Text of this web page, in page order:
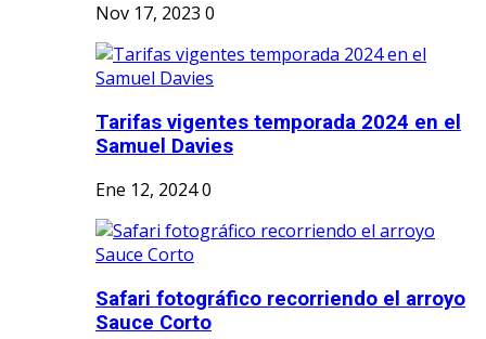
Nov 17, 2023 0
Tarifas vigentes temporada 2024 en el
Samuel Davies
Ene 12, 20240
Safari fotográfico recorriendo el arroyo
Sauce Corto